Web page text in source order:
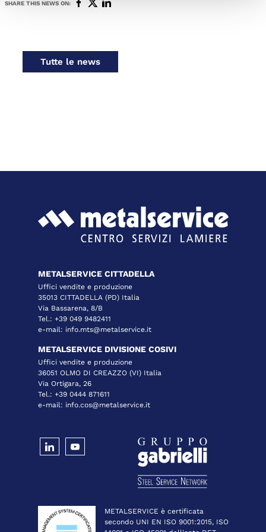
SHARE THIS NEWS ON:
Tutte le news
METALSERVICE CITTADELLA
Uffici vendite e produzione
35013 CITTADELLA (PD) Italia
Via Bassarena, 8/B
Tel.: +39 049 9482411
e-mail: info.mts@metalservice.it
METALSERVICE DIVISIONE COSIVI
Uffici vendite e produzione
36051 OLMO DI CREAZZO (VI) Italia
Via Ortigara, 26
Tel.: +39 0444 871611
e-mail: info.cos@metalservice.it
METALSERVICE è certificata
secondo UNI EN ISO 9001:2015, ISO